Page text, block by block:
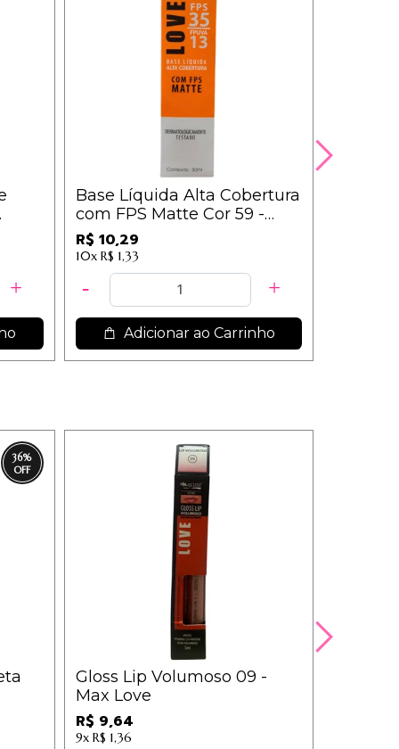
Base Líquida Alta Cobertura
com FPS Matte Cor 59 -
Max Love
R$ 10,29
10x R$ 1,33
Adicionar ao Carrinho
36%
Gloss Lip Volumoso 09 -
Max Love
R$ 9,64
9x R$ 1,36